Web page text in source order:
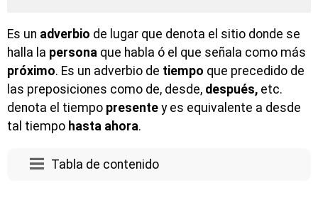
Es un adverbio de lugar que denota el sitio donde se
halla la persona que habla ó el que señala como más
próximo. Es un adverbio de tiempo que precedido de
las preposiciones como de, desde, después, etc.
denota el tiempo presente y es equivalente a desde
tal tiempo hasta ahora.
Tabla de contenido